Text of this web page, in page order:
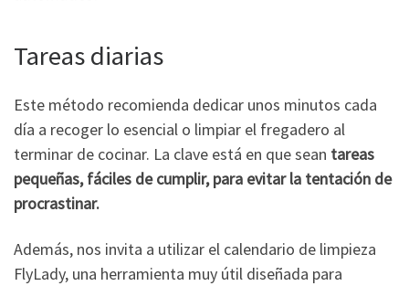
Tareas diarias
Este método recomienda dedicar unos minutos cada
día a recoger lo esencial o limpiar el fregadero al
terminar de cocinar. La clave está en que sean tareas
pequeñas, fáciles de cumplir, para evitar la tentación de
procrastinar.
Además, nos invita a utilizar el calendario de limpieza
FlyLady, una herramienta muy útil diseñada para